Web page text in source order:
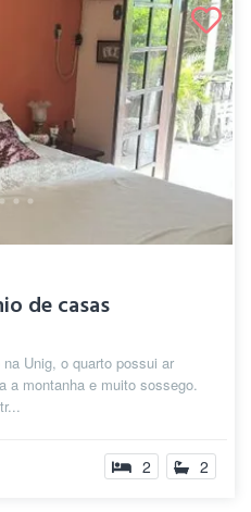
de casas
Unig, o quarto possui ar
a montanha e muito sossego.
2 2